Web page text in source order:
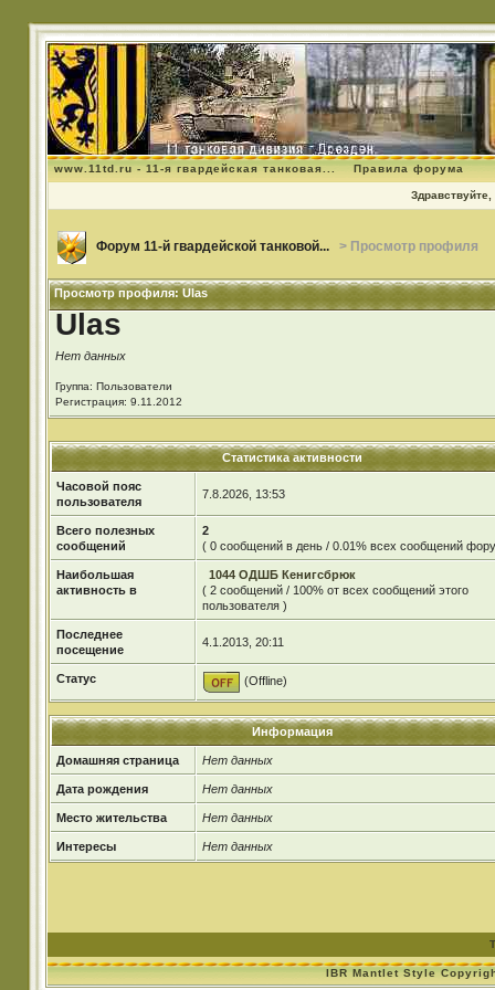
www.11td.ru - 11-я гвардейская танковая... Правила форума
Здравствуйте,
Форум 11-й гвардейской танковой... > Просмотр профиля
Просмотр профиля: Ulas
Ulas
Нет данных
Группа: Пользователи
Регистрация: 9.11.2012
Статистика активности
Часовой пояс
пользователя
7.8.2026, 13:53
Всего полезных
сообщений
2
( 0 сообщений в день / 0.01% всех сообщений
Наибольшая
активность в
1044 ОДШБ Кенигсбрюк
( 2 сообщений / 100% от всех сообщений этого
пользователя )
Последнее
посещение
4.1.2013, 20:11
Статус (Offline)
Информация
Домашняя страница Нет данных
Дата рождения Нет данных
Место жительства Нет данных
Интересы Нет данных
IBR Mantlet Style